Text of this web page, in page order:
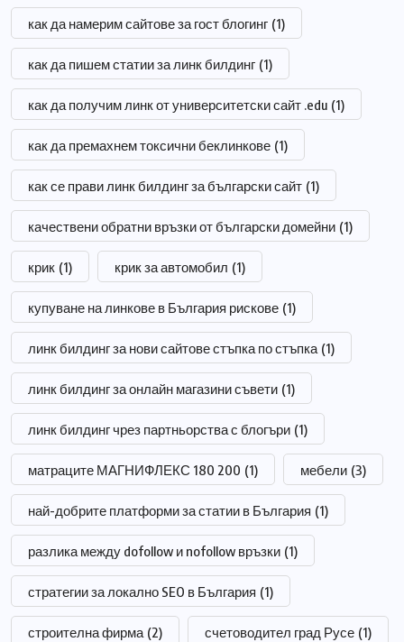
как да намерим сайтове за гост блогинг (1)
как да пишем статии за линк билдинг (1)
как да получим линк от университетски сайт .edu (1)
как да премахнем токсични беклинкове (1)
как се прави линк билдинг за български сайт (1)
качествени обратни връзки от български домейни (1)
крик (1) крик за автомобил (1)
купуване на линкове в България рискове (1)
линк билдинг за нови сайтове стъпка по стъпка (1)
линк билдинг за онлайн магазини съвети (1)
линк билдинг чрез партньорства с блогъри (1)
матраците МАГНИФЛЕКС 180 200 (1) мебели (3)
най-добрите платформи за статии в България (1)
разлика между dofollow и nofollow връзки (1)
стратегии за локално SEO в България (1)
строителна фирма (2) счетоводител град Русе (1)